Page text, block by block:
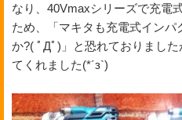
なり、40Vmaxシリーズで充電
ため、「マキタも充電式イン
か?( ﾟДﾟ)」と恐れておりまし
てくれました(*´з`)